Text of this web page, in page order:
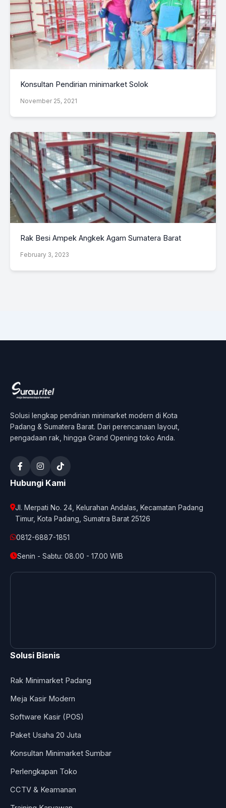
Konsultan Pendirian minimarket Solok
November 25, 2021
Rak Besi Ampek Angkek Agam Sumatera Barat
February 3, 2023
Solusi lengkap pendirian minimarket modern di Kota
Padang & Sumatera Barat. Dari perencanaan layout,
pengadaan rak, hingga Grand Opening toko Anda.
Hubungi Kami
Jl. Merpati No. 24, Kelurahan Andalas, Kecamatan Padang
Timur, Kota Padang, Sumatra Barat 25126
0812-6887-1851
Senin - Sabtu: 08.00 - 17.00 WIB
Solusi Bisnis
Rak Minimarket Padang
Meja Kasir Modern
Software Kasir (POS)
Paket Usaha 20 Juta
Konsultan Minimarket Sumbar
Perlengkapan Toko
CCTV & Keamanan